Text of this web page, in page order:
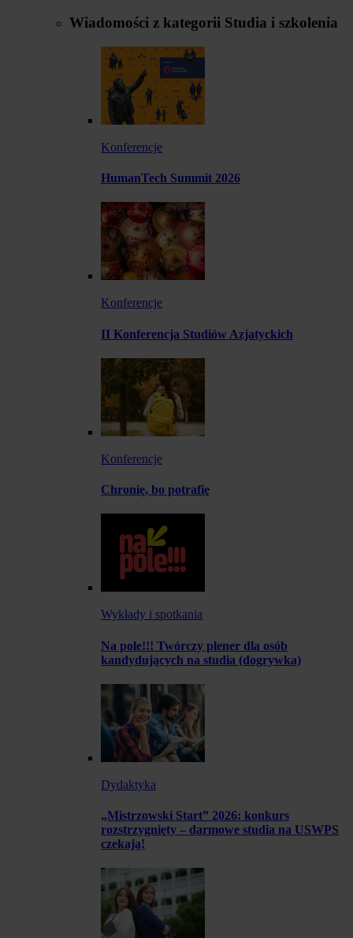
Wiadomości z kategorii Studia i szkolenia
Konferencje
HumanTech Summit 2026
Konferencje
II Konferencja Studiów Azjatyckich
Konferencje
Chronię, bo potrafię
Wykłady i spotkania
Na pole!!! Twórczy plener dla osób
kandydujących na studia (dogrywka)
Dydaktyka
„Mistrzowski Start” 2026: konkurs
rozstrzygnięty – darmowe studia na USWPS
czekają!